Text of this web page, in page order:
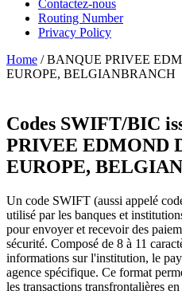
Contactez-nous
Routing Number
Privacy Policy
Home / BANQUE PRIVEE
EUROPE, BELGIANBRANCH
Codes SWIFT/BIC
PRIVEE EDMOND
EUROPE,
Un code SWIFT (aussi appelé
utilisé par les banques et
pour envoyer et recevoir des
sécurité. Composé de 8 à 11
informations sur l'institution, le
agence spécifique. Ce format
les transactions transfrontalières